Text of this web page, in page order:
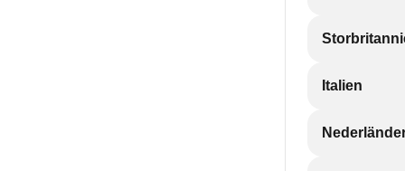
Italien